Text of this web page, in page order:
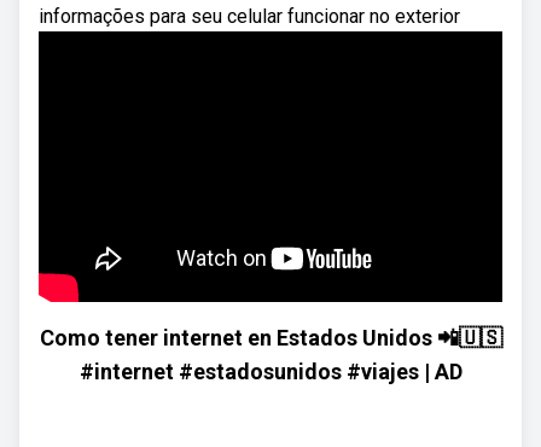
informações para seu celular funcionar no exterior
Como tener internet en Estados Unidos 📲🇺🇸
#internet #estadosunidos #viajes | AD